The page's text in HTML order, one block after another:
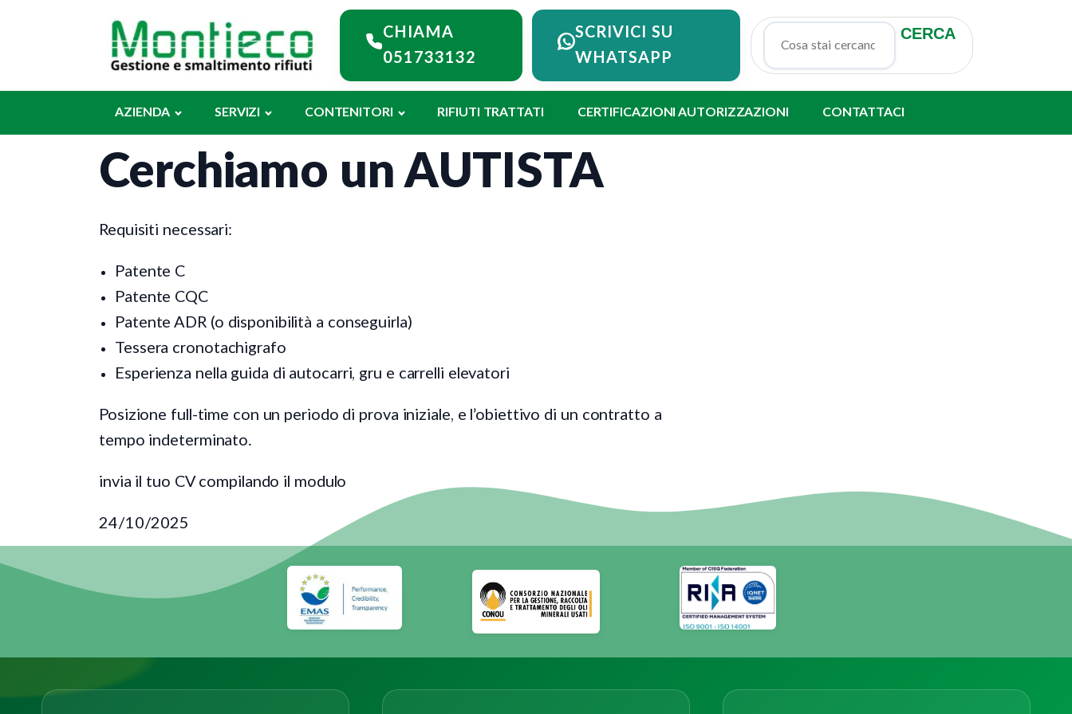
Chiama Montieco
CHIAMA
051733132
SCRIVICI SU
WHATSAPP
Cerca nel sito CERCA
AZIENDA SERVIZI CONTENITORI RIFIUTI TRATTATI CERTIFICAZIONI AUTORIZZAZIONI CONTATTACI
Cerchiamo un AUTISTA
Requisiti necessari:
Patente C
Patente CQC
Patente ADR (o disponibilità a conseguirla)
Tessera cronotachigrafo
Esperienza nella guida di autocarri, gru e carrelli elevatori
Posizione full-time con un periodo di prova iniziale, e l’obiettivo di un contratto a
tempo indeterminato.
invia il tuo CV compilando il modulo
24/10/2025